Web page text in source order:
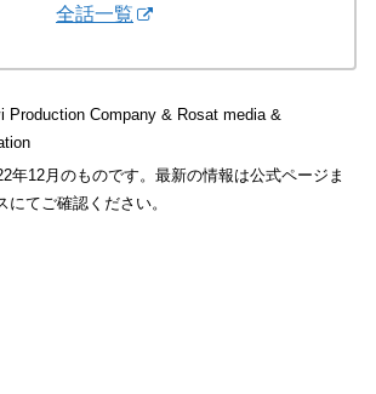
全話一覧
Production Company & Rosat media &
年12月のものです。最新の情報は公式ページま
てご確認ください。